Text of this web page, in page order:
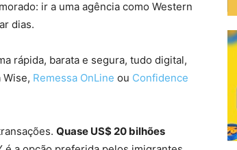
ir a uma agência como Western
dias.
rápida, barata e segura, tudo digital,
Wise, Remessa OnLine ou Confidence
Quase US$ 20 bilhões